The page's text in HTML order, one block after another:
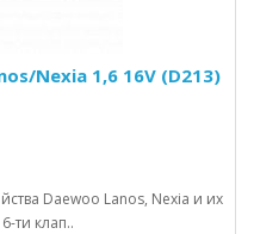
Nexia 1,6 16V (D213)
Daewoo Lanos, Nexia и их
ти клап..